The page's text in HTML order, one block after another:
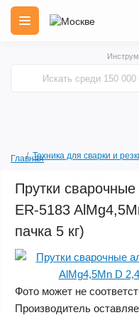
ГлавнаяТехника для сварки и
Прутки
ER-5183
пачка 5 кг)
Фото может не
Производитель